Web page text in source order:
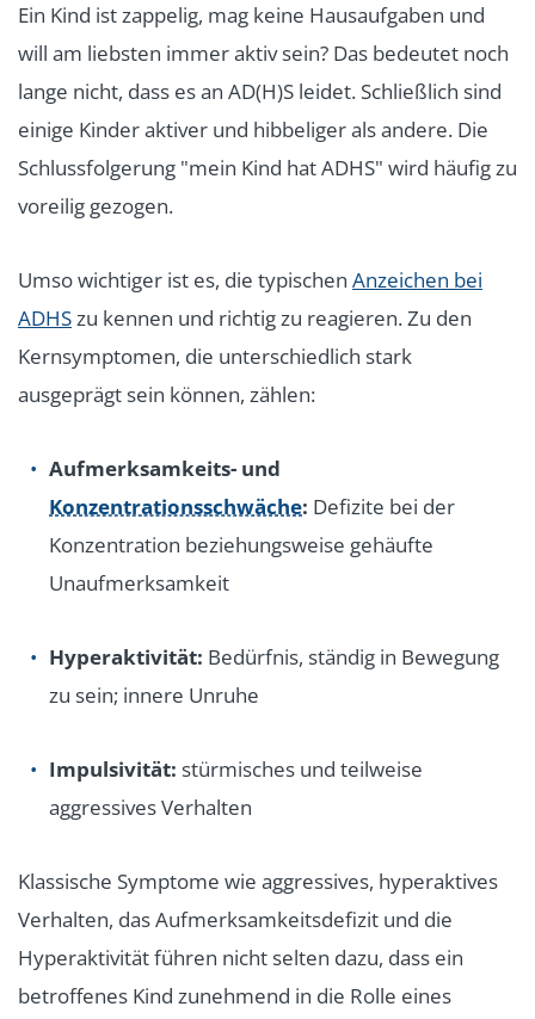
Ein Kind ist zappelig, mag keine Hausaufgaben und
will am liebsten immer aktiv sein? Das bedeutet noch
lange nicht, dass es an AD(H)S leidet. Schließlich sind
einige Kinder aktiver und hibbeliger als andere. Die
Schlussfolgerung "mein Kind hat ADHS" wird häufig zu
voreilig gezogen.
Umso wichtiger ist es, die typischen Anzeichen bei
ADHSzu kennen und richtig zu reagieren. Zu den
Kernsymptomen, die unterschiedlich stark
ausgeprägt sein können, zählen:
Aufmerksamkeits- und
Konzentrationsschwäche: Defizite bei der
Konzentration beziehungsweise gehäufte
Unaufmerksamkeit
Hyperaktivität: Bedürfnis, ständig in Bewegung
zu sein; innere Unruhe
Impulsivität: stürmisches und teilweise
aggressives Verhalten
Klassische Symptome wie aggressives, hyperaktives
Verhalten, das Aufmerksamkeitsdefizit und die
Hyperaktivität führen nicht selten dazu, dass ein
betroffenes Kind zunehmend in die Rolle eines